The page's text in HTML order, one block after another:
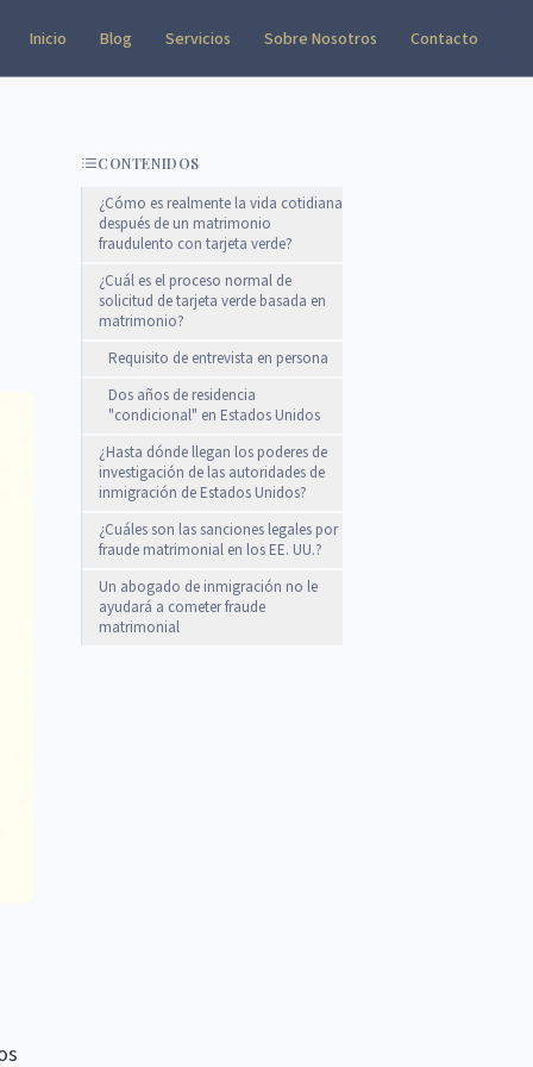
Inicio Blog Servicios Sobre Nosotros Contacto
CONTENIDOS
¿Cómo es realmente la vida cotidiana
después de un matrimonio
fraudulento con tarjeta verde?
¿Cuál es el proceso normal de
solicitud de tarjeta verde basada en
matrimonio?
Requisito de entrevista en persona
Dos años de residencia
"condicional" en Estados Unidos
¿Hasta dónde llegan los poderes de
investigación de las autoridades de
inmigración de Estados Unidos?
¿Cuáles son las sanciones legales por
fraude matrimonial en los EE. UU.?
Un abogado de inmigración no le
ayudará a cometer fraude
matrimonial